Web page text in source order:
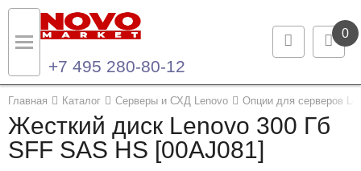
0
+7 495 280-80-12
Главная Каталог Серверы и СХД Lenovo Опции для серверов
Жесткий диск Lenovo 300 Гб
SFF SAS HS [00AJ081]
Назад
Каталог продукции
Назад
Контакты